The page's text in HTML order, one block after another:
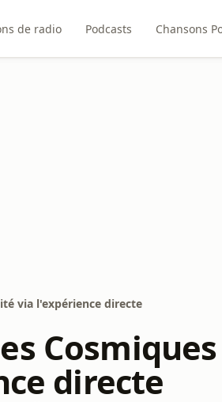
de radio Podcasts Chansons
via l'expérience directe
directe